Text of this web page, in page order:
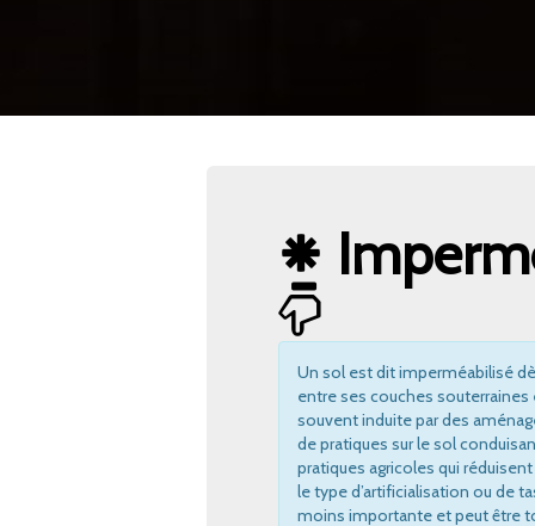
Un sol est dit imperméabilisé
entre ses couches
souvent induite par des
de pratiques sur le sol
pratiques agricoles qui
le type d’artificialisation ou de
moins importante et peut être